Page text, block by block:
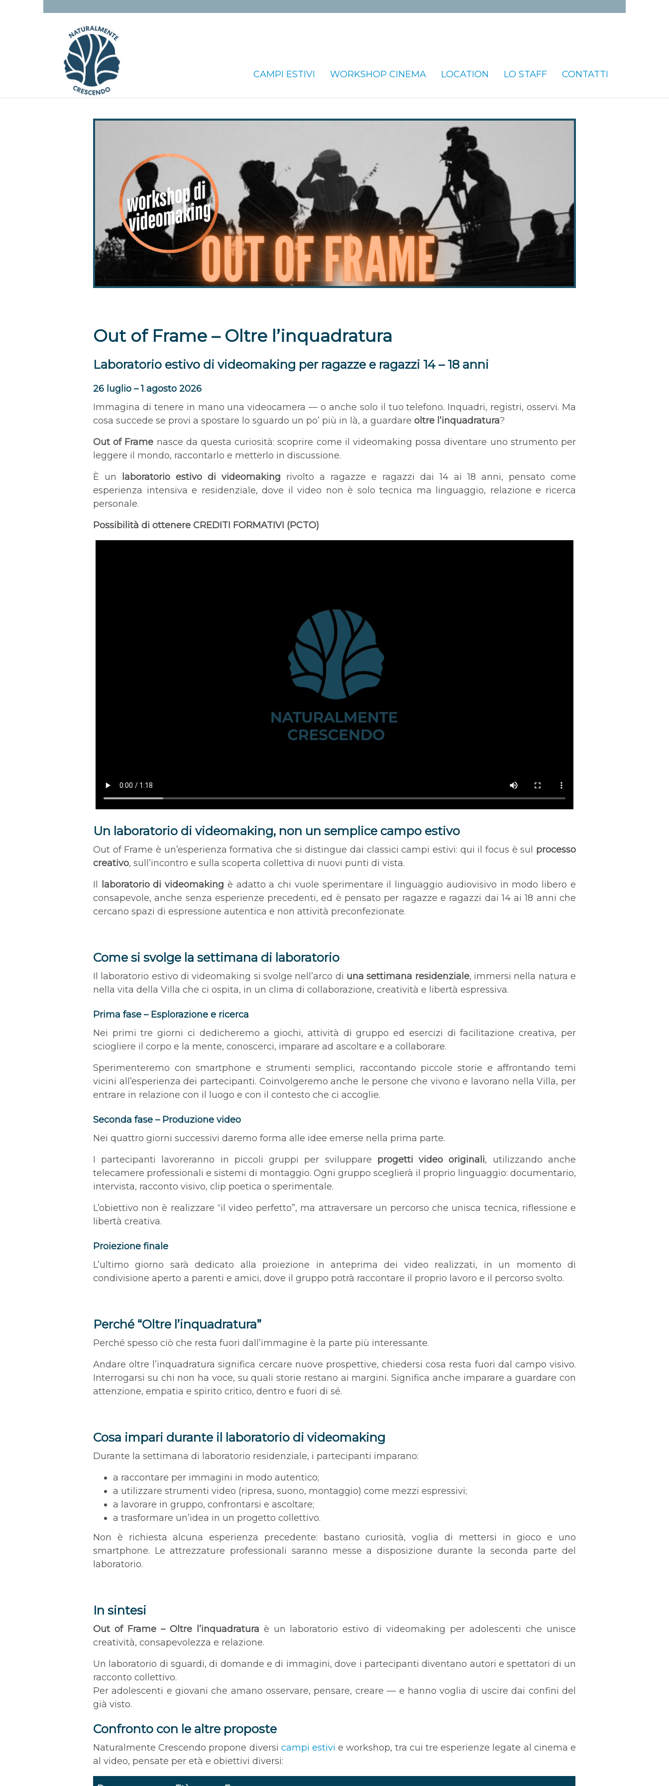
CAMPI ESTIVI WORKSHOP CINEMA LOCATION LO STAFF CONTATTI
Out of Frame – Oltre l’inquadratura
Laboratorio estivo di videomaking per ragazze e ragazzi 14 – 18 anni
26 luglio – 1 agosto 2026
Immagina di tenere in mano una videocamera — o anche solo il tuo telefono. Inquadri, registri, osservi. Ma
cosa succede se provi a spostare lo sguardo un po’ più in là, a guardare oltre l’inquadratura?
Out of Frame nasce da questa curiosità: scoprire come il videomaking possa diventare uno strumento per
leggere il mondo, raccontarlo e metterlo in discussione.
È un
laboratorio estivo di videomaking rivolto a ragazze e ragazzi dai 14 ai 18 anni, pensato come
esperienza intensiva e residenziale, dove il video non è solo tecnica ma linguaggio, relazione e ricerca
personale.
Possibilità di ottenere CREDITI FORMATIVI (PCTO)
Un laboratorio di videomaking, non un semplice campo estivo
Out of Frame è un’esperienza formativa che si distingue dai classici campi estivi: qui il focus è sul processo
creativo, sull’incontro e sulla scoperta collettiva di nuovi punti di vista.
Il
laboratorio di videomaking è adatto a chi vuole sperimentare il linguaggio audiovisivo in modo libero e
consapevole, anche senza esperienze precedenti, ed è pensato per ragazze e ragazzi dai 14 ai 18 anni che
cercano spazi di espressione autentica e non attività preconfezionate.
Come si svolge la settimana di laboratorio
Il laboratorio estivo di videomaking si svolge nell’arco di una settimana residenziale, immersi nella natura e
nella vita della Villa che ci ospita, in un clima di collaborazione, creatività e libertà espressiva.
Prima fase – Esplorazione e ricerca
Nei primi tre giorni ci dedicheremo a giochi, attività di gruppo ed esercizi di facilitazione creativa, per
sciogliere il corpo e la mente, conoscerci, imparare ad ascoltare e a collaborare.
Sperimenteremo con smartphone e strumenti semplici, raccontando piccole storie e affrontando temi
vicini all’esperienza dei partecipanti. Coinvolgeremo anche le persone che vivono e lavorano nella Villa, per
entrare in relazione con il luogo e con il contesto che ci accoglie.
Seconda fase – Produzione video
Nei quattro giorni successivi daremo forma alle idee emerse nella prima parte.
I partecipanti lavoreranno in piccoli gruppi per sviluppare progetti video originali, utilizzando anche
telecamere professionali e sistemi di montaggio. Ogni gruppo sceglierà il proprio linguaggio: documentario,
intervista, racconto visivo, clip poetica o sperimentale.
L’obiettivo non è realizzare “il video perfetto”, ma attraversare un percorso che unisca tecnica, riflessione e
libertà creativa.
Proiezione finale
L’ultimo giorno sarà dedicato alla proiezione in anteprima dei video realizzati, in un momento di
condivisione aperto a parenti e amici, dove il gruppo potrà raccontare il proprio lavoro e il percorso svolto.
Perché “Oltre l’inquadratura”
Perché spesso ciò che resta fuori dall’immagine è la parte più interessante.
Andare oltre l’inquadratura significa cercare nuove prospettive, chiedersi cosa resta fuori dal campo visivo.
Interrogarsi su chi non ha voce, su quali storie restano ai margini. Significa anche imparare a guardare con
attenzione, empatia e spirito critico, dentro e fuori di sé.
Cosa impari durante il laboratorio di videomaking
Durante la settimana di laboratorio residenziale, i partecipanti imparano:
a raccontare per immagini in modo autentico;
a utilizzare strumenti video (ripresa, suono, montaggio) come mezzi espressivi;
a lavorare in gruppo, confrontarsi e ascoltare;
a trasformare un’idea in un progetto collettivo.
Non è richiesta alcuna esperienza precedente: bastano curiosità, voglia di mettersi in gioco e uno
smartphone. Le attrezzature professionali saranno messe a disposizione durante la seconda parte del
laboratorio.
In sintesi
Out of Frame – Oltre l’inquadratura è un laboratorio estivo di videomaking per adolescenti che unisce
creatività, consapevolezza e relazione.
Un laboratorio di sguardi, di domande e di immagini, dove i partecipanti diventano autori e spettatori di un
racconto collettivo.
Per adolescenti e giovani che amano osservare, pensare, creare — e hanno voglia di uscire dai confini del
già visto.
Confronto con le altre proposte
Naturalmente Crescendo propone diversi campi estivi e workshop, tra cui tre esperienze legate al cinema e
al video, pensate per età e obiettivi diversi: